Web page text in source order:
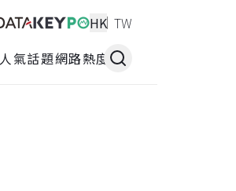
HK TW
人氣話題網路熱度